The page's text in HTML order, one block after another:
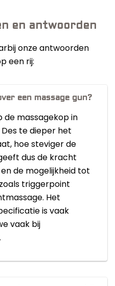
en antwoorden
onze antwoorden
een rij:
een massage gun?
de massagekop in
te dieper het
hoe steviger de
dus de kracht
de mogelijkheid tot
triggerpoint
Het
is vaak
vaak bij